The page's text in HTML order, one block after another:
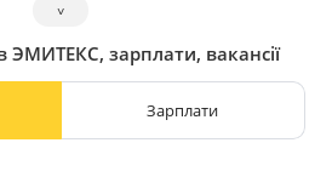
поставляем, используются
как в частном, так и в
а общий оборот продаж
более 100 млн. рублей в
˅
ЭМИТЕКС, зарплати, вакансії
Зарплати